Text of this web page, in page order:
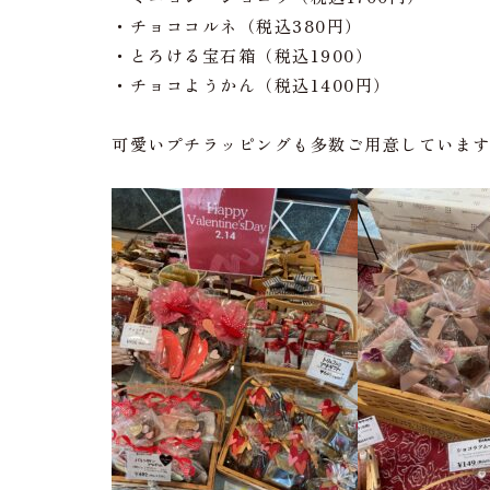
・チョココルネ（税込380円）
・とろける宝石箱（税込1900）
・チョコようかん（税込1400円）
可愛いプチラッピングも多数ご用意しています